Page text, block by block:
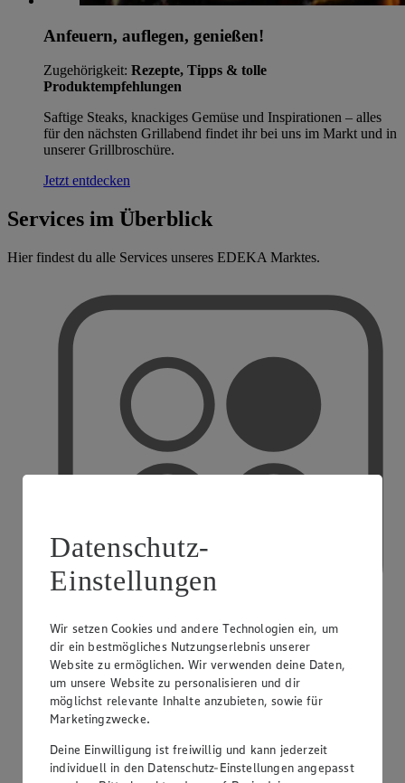
Anfeuern, auflegen, genießen!
Zugehörigkeit: Rezepte, Tipps & tolle
Produktempfehlungen
Saftige Steaks, knackiges Gemüse und Inspirationen – alles
für den nächsten Grillabend findet ihr bei uns im Markt und in
unserer Grillbroschüre.
Jetzt entdecken
Services im Überblick
Hier findest du alle Services unseres EDEKA Marktes.
PAYBACK
Datenschutz-
Einstellungen
Wir setzen Cookies und andere Technologien ein, um
dir ein bestmögliches Nutzungserlebnis unserer
Website zu ermöglichen. Wir verwenden deine Daten,
um unsere Website zu personalisieren und dir
möglichst relevante Inhalte anzubieten, sowie für
Marketingzwecke.
Deine Einwilligung ist freiwillig und kann jederzeit
individuell in den Datenschutz-Einstellungen angepasst